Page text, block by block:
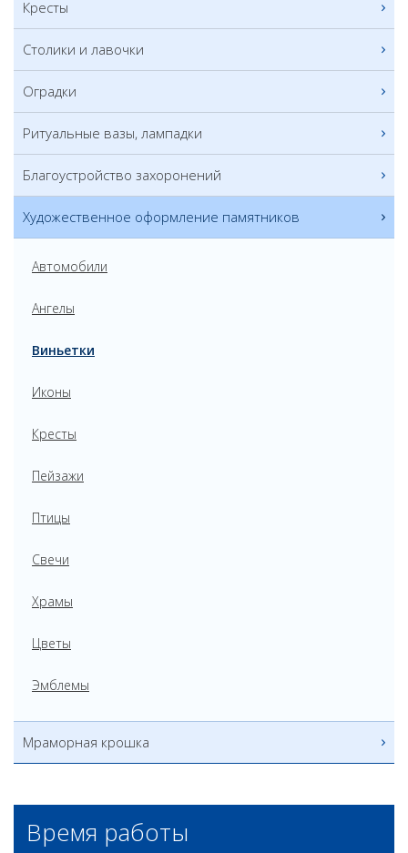
Кресты
Столики и лавочки
Оградки
Ритуальные вазы, лампадки
Благоустройство захоронений
Художественное оформление памятников
Автомобили
Ангелы
Виньетки
Иконы
Кресты
Пейзажи
Птицы
Свечи
Храмы
Цветы
Эмблемы
Мраморная крошка
Время работы